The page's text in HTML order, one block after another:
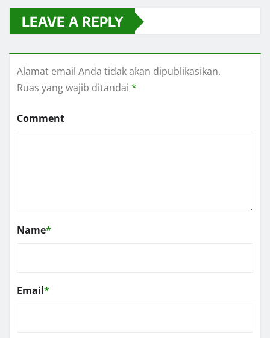
LEAVE A REPLY
Alamat email Anda tidak akan dipublikasikan.
Ruas yang wajib ditandai *
Comment
Name*
Email*